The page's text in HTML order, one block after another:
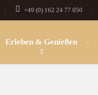
+49 (0) 162 24 77 050
Erleben & Genießen